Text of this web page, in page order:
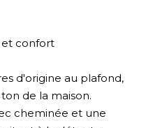
et confort
d'origine au plafond,
de la maison.
cheminée et une